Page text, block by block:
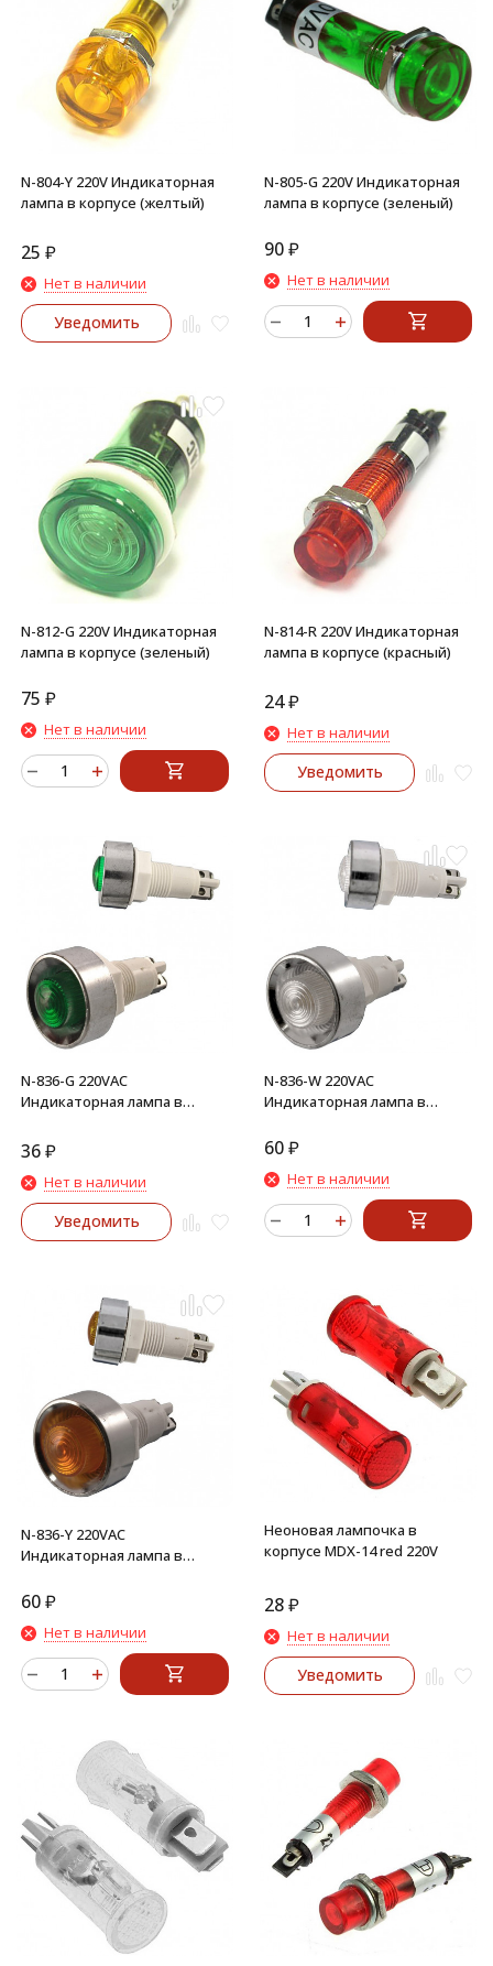
N-804-Y 220V Индикаторная
лампа в корпусе (желтый)
25 ₽
Нет в наличии
Уведомить
N-805-G 220V Индикаторная
лампа в корпусе (зеленый)
90₽
Нет в наличии
N-812-G 220V Индикаторная
лампа в корпусе (зеленый)
75 ₽
Нет в наличии
N-814-R 220V Индикаторная
лампа в корпусе (красный)
24₽
Нет в наличии
Уведомить
N-836-G 220VAC
Индикаторная лампа в
36₽
Нет в наличии
Уведомить
N-836-W 220VAC
Индикаторная лампа в
60₽
Нет в наличии
N-836-Y 220VAC
Индикаторная лампа в
60₽
Нет в наличии
Неоновая лампочка в
корпусе MDX-14 red 220V
28₽
Нет в наличии
Уведомить